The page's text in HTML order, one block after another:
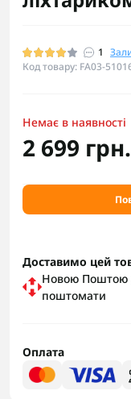
1
Код товару: FA03-
Немає в наявності
2 699 грн.
Доставимо цей
Новою Поштою
поштомати
Оплата